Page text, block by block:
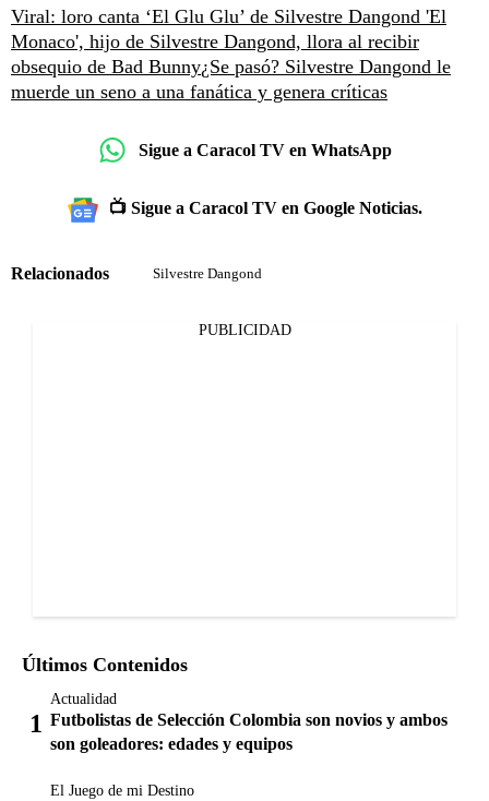
Viral: loro canta ‘El Glu Glu’ de Silvestre Dangond 'El
Monaco', hijo de Silvestre Dangond, llora al recibir
obsequio de Bad Bunny¿Se pasó? Silvestre Dangond le
muerde un seno a una fanática y genera críticas
Sigue a Caracol TV en WhatsApp
📺 Sigue a Caracol TV en Google Noticias.
Relacionados Silvestre Dangond
PUBLICIDAD
Últimos Contenidos
Actualidad
Futbolistas de Selección Colombia son novios y ambos
son goleadores: edades y equipos
El Juego de mi Destino